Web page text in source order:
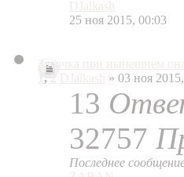
25 ноя 2015, 00:03
Заточка при нынешнем
,2 » 03 ноя
13
32757
Последнее